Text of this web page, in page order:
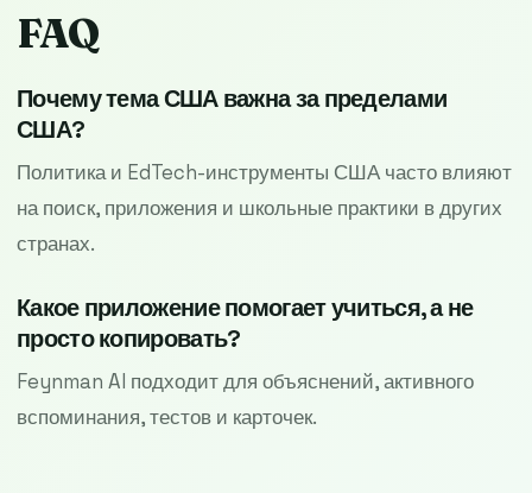
FAQ
Почему тема США важна за пределами
США?
Политика и EdTech-инструменты США часто влияют
на поиск, приложения и школьные практики в других
странах.
Какое приложение помогает учиться, а не
просто копировать?
Feynman AI подходит для объяснений, активного
вспоминания, тестов и карточек.